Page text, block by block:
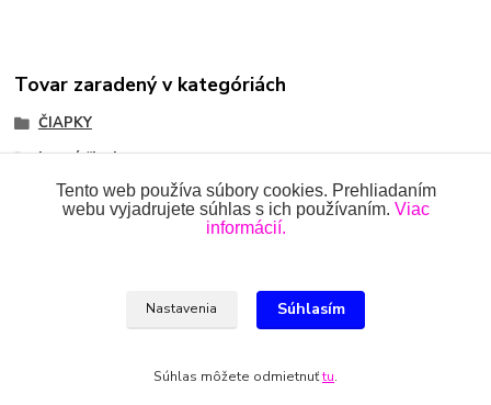
Tovar zaradený v kategóriách
ČIAPKY
Letné čiapky
Ing.Miroslava Dvorščáková, Kružlová 110, 090 02 Kružlová,
Tento web používa súbory cookies. Prehliadaním
webu vyjadrujete súhlas s ich používaním. Viac
informácií.
Nastavenia Súhlasím
Súhlas môžete odmietnuťtu.